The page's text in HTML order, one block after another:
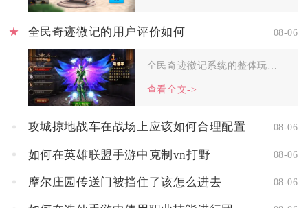
全民奇迹微记的用户评价如何 08-06
查看全文->
攻城掠地战车在战场上应该如何合理配置 08-06
如何在英雄联盟手游中克制vn打野 08-06
摩尔庄园传送门被挡住了该怎么进去 08-06